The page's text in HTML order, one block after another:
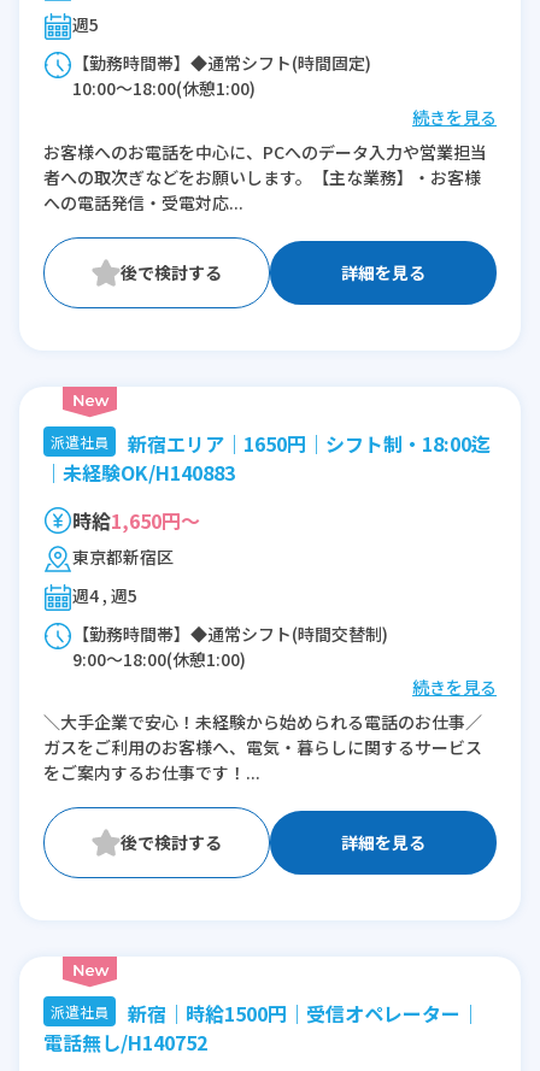
週5
【勤務時間帯】◆通常シフト(時間固定)
10:00〜18:00(休憩1:00)
続きを見る
お客様へのお電話を中心に、PCへのデータ入力や営業担当
者への取次ぎなどをお願いします。【主な業務】・お客様
への電話発信・受電対応...
詳細を見る
派遣社員
新宿エリア｜1650円｜シフト制・18:00迄
｜未経験OK/H140883
時給1,650円～
東京都新宿区
週4 , 週5
【勤務時間帯】◆通常シフト(時間交替制)
9:00〜18:00(休憩1:00)
※残業：0〜10時間程度/月
続きを見る
＼大手企業で安心！未経験から始められる電話のお仕事／
ガスをご利用のお客様へ、電気・暮らしに関するサービス
をご案内するお仕事です！...
詳細を見る
派遣社員
新宿｜時給1500円｜受信オペレーター｜
電話無し/H140752